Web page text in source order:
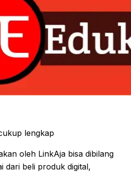
lengkap
oleh LinkAja bisa dibilang
dari beli produk digital,